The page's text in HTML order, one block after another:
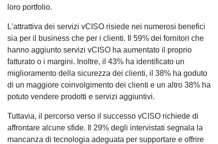
loro portfolio.
L'attrattiva dei servizi vCISO risiede nei numerosi benefici
sia per il business che per i clienti. Il 59% dei fornitori che
hanno aggiunto servizi vCISO ha aumentato il proprio
fatturato o i margini. Inoltre, il 43% ha identificato un
miglioramento della sicurezza dei clienti, il 38% ha goduto
di un maggiore coinvolgimento dei clienti e un altro 38% ha
potuto vendere prodotti e servizi aggiuntivi.
Tuttavia, il percorso verso il successo vCISO richiede di
affrontare alcune sfide. Il 29% degli intervistati segnala la
mancanza di tecnologia adeguata per supportare e offrire